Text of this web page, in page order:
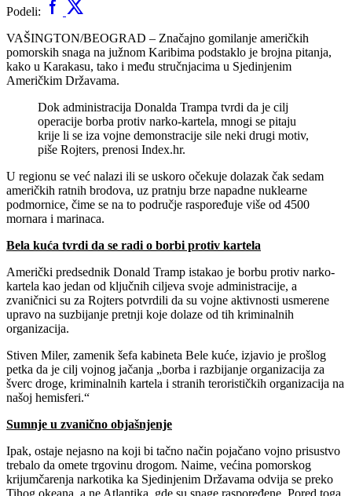
Podeli:
VAŠINGTON/BEOGRAD – Značajno gomilanje američkih
pomorskih snaga na južnom Karibima podstaklo je brojna pitanja,
kako u Karakasu, tako i među stručnjacima u Sjedinjenim
Američkim Državama.
Dok administracija Donalda Trampa tvrdi da je cilj
operacije borba protiv narko-kartela, mnogi se pitaju
krije li se iza vojne demonstracije sile neki drugi motiv,
piše Rojters, prenosi Index.hr.
U regionu se već nalazi ili se uskoro očekuje dolazak čak sedam
američkih ratnih brodova, uz pratnju brze napadne nuklearne
podmornice, čime se na to područje raspoređuje više od 4500
mornara i marinaca.
Bela kuća tvrdi da se radi o borbi protiv kartela
Američki predsednik Donald Tramp istakao je borbu protiv narko-
kartela kao jedan od ključnih ciljeva svoje administracije, a
zvaničnici su za Rojters potvrdili da su vojne aktivnosti usmerene
upravo na suzbijanje pretnji koje dolaze od tih kriminalnih
organizacija.
Stiven Miler, zamenik šefa kabineta Bele kuće, izjavio je prošlog
petka da je cilj vojnog jačanja „borba i razbijanje organizacija za
šverc droge, kriminalnih kartela i stranih terorističkih organizacija na
našoj hemisferi.“
Sumnje u zvanično objašnjenje
Ipak, ostaje nejasno na koji bi tačno način pojačano vojno prisustvo
trebalo da omete trgovinu drogom. Naime, većina pomorskog
krijumčarenja narkotika ka Sjedinjenim Državama odvija se preko
Tihog okeana, a ne Atlantika, gde su snage raspoređene. Pored toga,